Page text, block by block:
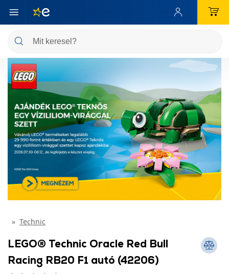
Technic
LEGO® Technic Oracle Red Bull
Racing RB20 F1 autó (42206)